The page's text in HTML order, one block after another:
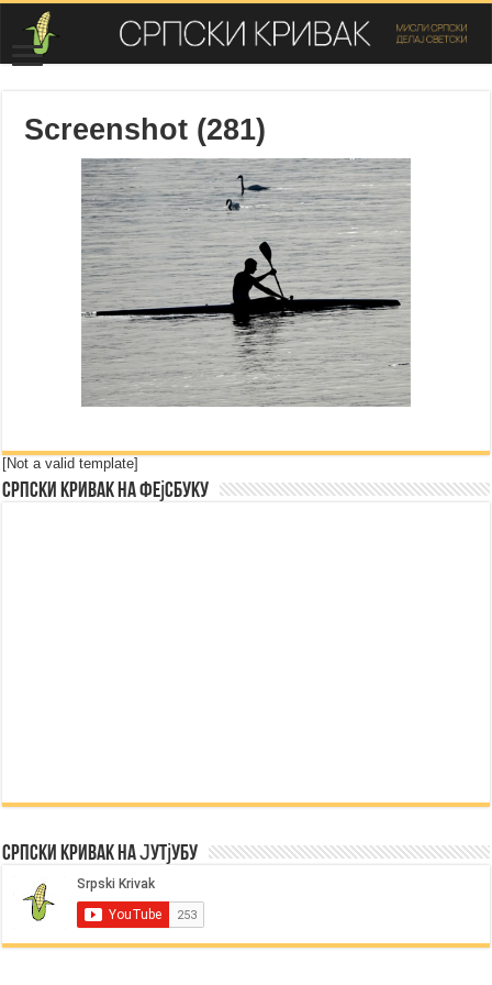
Screenshot (281)
[Not a valid template]
Српски Кривак на Фејсбуку
Српски Кривак на Јутјубу